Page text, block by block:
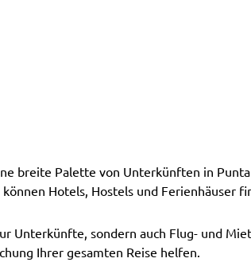
breite Palette von Unterkünften in
Hotels, Hostels und Ferienhäuser
Unterkünfte, sondern auch Flug- und
Ihrer gesamten Reise helfen.